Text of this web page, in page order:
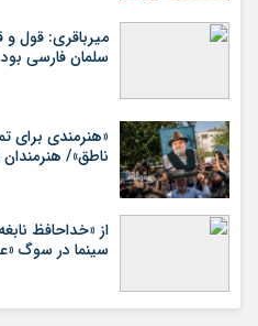
میرباقری: قول و
سلمان فارسی بود
«هنرمندی برای
ناطق»/ هنرمندان
از «خداحافظ
سینما در سوگ